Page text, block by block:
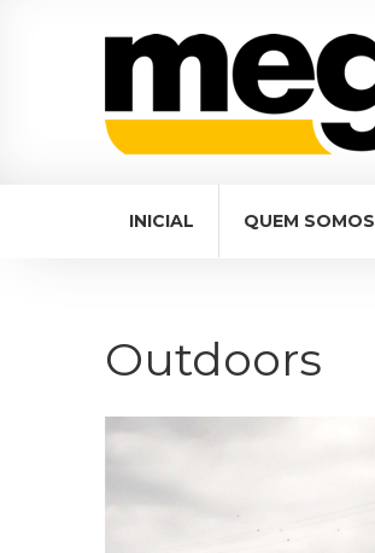
INICIAL QUEM SOMOS
Outdoors